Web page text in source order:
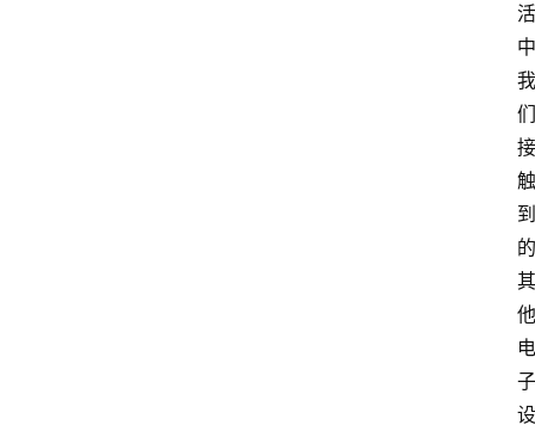
活
中
我
们
接
触
到
的
其
他
电
子
设